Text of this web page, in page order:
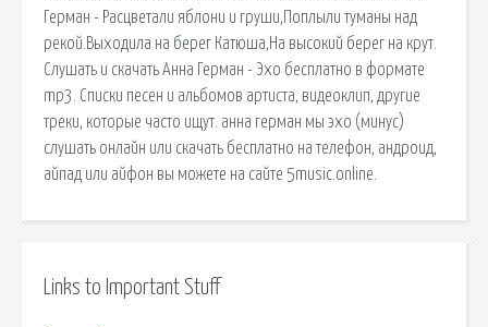
Герман - Расцветали яблони и груши,Поплыли туманы над
рекой.Выходила на берег Катюша,На высокий берег на крут.
Слушать и скачать Анна Герман - Эхо бесплатно в формате
mp3. Списки песен и альбомов артиста, видеоклип, другие
треки, которые часто ищут. анна герман мы эхо (минус)
слушать онлайн или скачать бесплатно на телефон, андроид,
айпад или айфон вы можете на сайте 5music.online.
Links to Important Stuff